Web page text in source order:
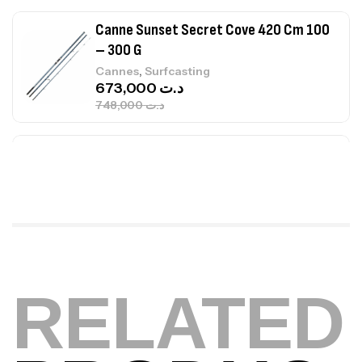
Canne Jigging Sunset Massive Attack
1.83m 120/250gr 30kg
Cannes, Jigging
د.ت379,000
د.ت340,000
Accastillage bateau , Accessoires bateaux
د.ت
RELATED